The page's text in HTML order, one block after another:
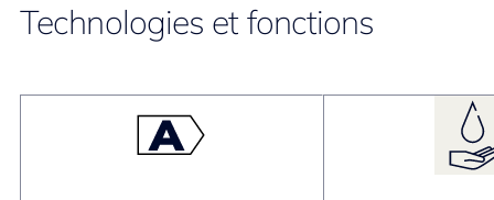
Technologies et fonctions